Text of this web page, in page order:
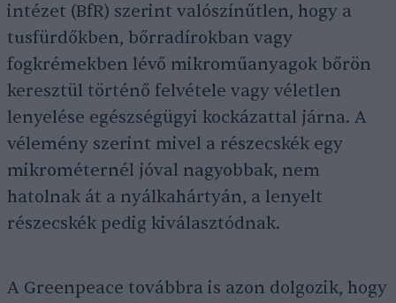
intézet (BfR) szerint valószínűtlen, hogy a
tusfürdőkben, bőrradírokban vagy
fogkrémekben lévő mikroműanyagok bőrön
keresztül történő felvétele vagy véletlen
lenyelése egészségügyi kockázattal járna. A
vélemény szerint mivel a részecskék egy
mikrométernél jóval nagyobbak, nem
hatolnak át a nyálkahártyán, a lenyelt
részecskék pedig kiválasztódnak.
A Greenpeace továbbra is azon dolgozik, hogy